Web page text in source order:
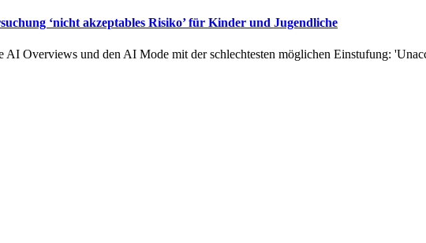
‘nicht akzeptables Risiko’ für Kinder und Jugendliche
Overviews und den AI Mode mit der schlechtesten möglichen Einstufung: